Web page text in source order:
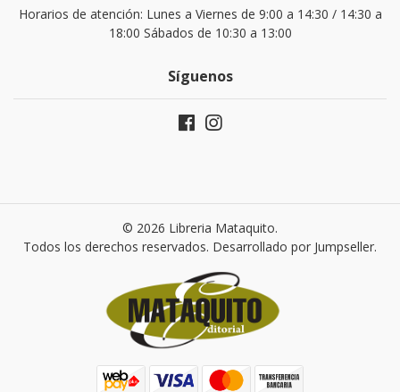
Horarios de atención: Lunes a Viernes de 9:00 a 14:30 / 14:30 a
18:00 Sábados de 10:30 a 13:00
Síguenos
© 2026 Libreria Mataquito.
Todos los derechos reservados. Desarrollado por Jumpseller.